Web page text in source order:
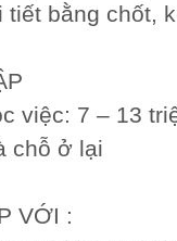
tiết bằng chốt,
việc: 7 – 13
chỗ ở lại
VỚI :